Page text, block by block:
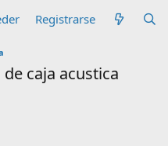
Registrarse
caja acustica